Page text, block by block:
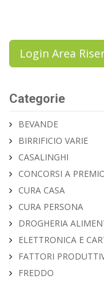
Login Area
Categorie
BEVANDE
BIRRIFICIO VARIE
CASALINGHI
CONCORSI A
CURA CASA
CURA PERSONA
DROGHERIA
ELETTRONICA E
FATTORI
FREDDO